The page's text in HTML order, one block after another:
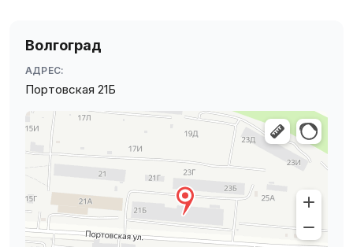
Волгоград
АДРЕС:
Портовская 21Б